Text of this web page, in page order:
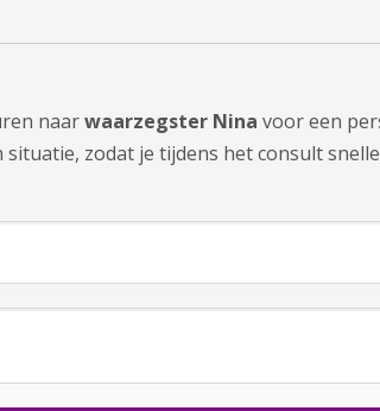
naarwaarzegster Nina voor een
zodat je tijdens het consult